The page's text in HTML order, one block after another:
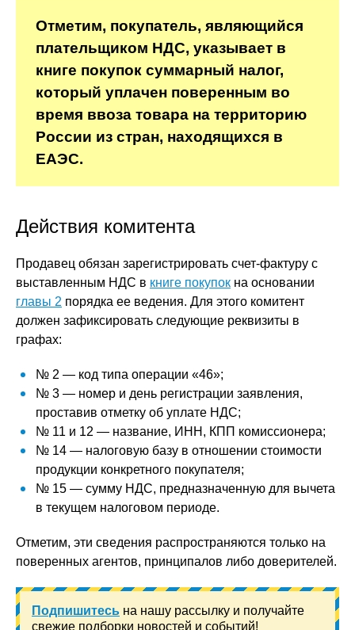
Отметим, покупатель, являющийся
плательщиком НДС, указывает в
книге покупок суммарный налог,
который уплачен поверенным во
время ввоза товара на территорию
России из стран, находящихся в
ЕАЭС.
Действия комитента
Продавец обязан зарегистрировать счет-фактуру с
выставленным НДС в книге покупок на основании
главы 2 порядка ее ведения. Для этого комитент
должен зафиксировать следующие реквизиты в
графах:
№ 2 — код типа операции «46»;
№ 3 — номер и день регистрации заявления,
проставив отметку об уплате НДС;
№ 11 и 12 — название, ИНН, КПП комиссионера;
№ 14 — налоговую базу в отношении стоимости
продукции конкретного покупателя;
№ 15 — сумму НДС, предназначенную для вычета
в текущем налоговом периоде.
Отметим, эти сведения распространяются только на
поверенных агентов, принципалов либо доверителей.
Подпишитесь на нашу рассылку и получайте
свежие подборки новостей и событий!